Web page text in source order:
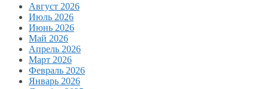
Август 2026
Июль 2026
Июнь 2026
Май 2026
Апрель 2026
Март 2026
Февраль 2026
Январь 2026